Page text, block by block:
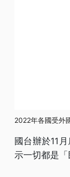
2022年各國受外
國台辦於11
示一切都是「